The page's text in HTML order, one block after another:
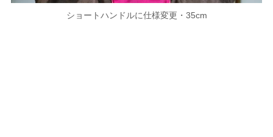
ショートハンドルに仕様変更・35cm